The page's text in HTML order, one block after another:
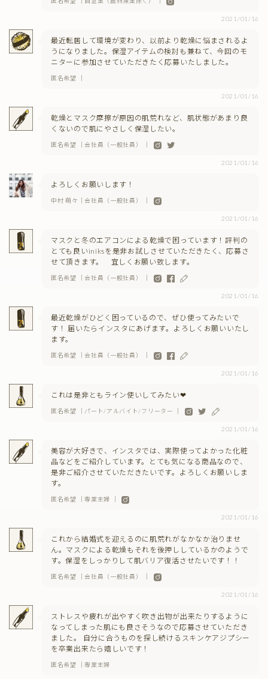
2021/01/16
最近転居して環境が変わり、以前より乾燥に悩まされるよ
うになりました。保湿アイテムの検討も兼ねて、今回のモ
ニターに参加させていただきたく応募いたしました。
匿名希望 ｜
2021/01/16
乾燥とマスク摩擦が原因の肌荒れなど、肌状態があまり良
くないので肌にやさしく保湿したい。
匿名希望 ｜会社員（一般社員） ｜
2021/01/16
よろしくお願いします！
中村 萌々｜会社員（一般社員） ｜
2021/01/16
マスクと冬のエアコンによる乾燥で困っています！評判の
とても良いiniksを是非お試しさせていただきたく、応募さ
せて頂きます。 宜しくお願い致します。
匿名希望 ｜会社員（一般社員） ｜
2021/01/16
最近乾燥がひどく困っているので、ぜひ使ってみたいで
す！ 届いたらインスタにあげます。よろしくお願いいたし
ます。
匿名希望 ｜会社員（一般社員） ｜
2021/01/16
これは是非ともライン使いしてみたい❤
匿名希望 ｜パート/アルバイト/フリーター ｜
2021/01/16
美容が大好きで、インスタでは、実際使ってよかった化粧
品などをご紹介しています。とても気になる商品なので、
是非ご紹介させていただきたいです。よろしくお願いしま
す。
匿名希望 ｜専業主婦 ｜
2021/01/16
これから結婚式を迎えるのに肌荒れがなかなか治りませ
ん。マスクによる乾燥もそれを後押ししているかのようで
す。保湿をしっかりして肌バリア復活させたいです！！
匿名希望 ｜会社員（一般社員） ｜
2021/01/16
ストレスや疲れが出やすく吹き出物が出来たりするように
なってしまった肌にも良さそうなので応募させていただき
ました。 自分に合うものを探し続けるスキンケアジプシー
を卒業出来たら嬉しいです！
匿名希望 ｜専業主婦